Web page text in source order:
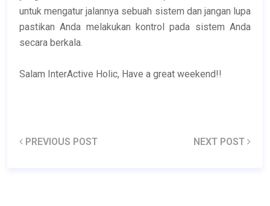
untuk mengatur jalannya sebuah sistem dan jangan lupa
pastikan Anda melakukan kontrol pada sistem Anda
secara berkala.
Salam InterActive Holic, Have a great weekend!!
PREVIOUS POST NEXT POST